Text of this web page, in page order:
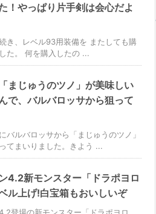
！やっぱり片手剣は会心だよ
き、レベル93用装備を またしても購
た。 何を購入したの ...
「まじゅうのツノ」が美味しい
で、バルバロッサから狙って
バルバロッサから「まじゅうのツノ」
てまいりました。きよう ...
4.2新モンスター「ドラポヨロ
ル上げ!白宝箱もおいしいぞ
登場の新モンスター「ドラポヨロ